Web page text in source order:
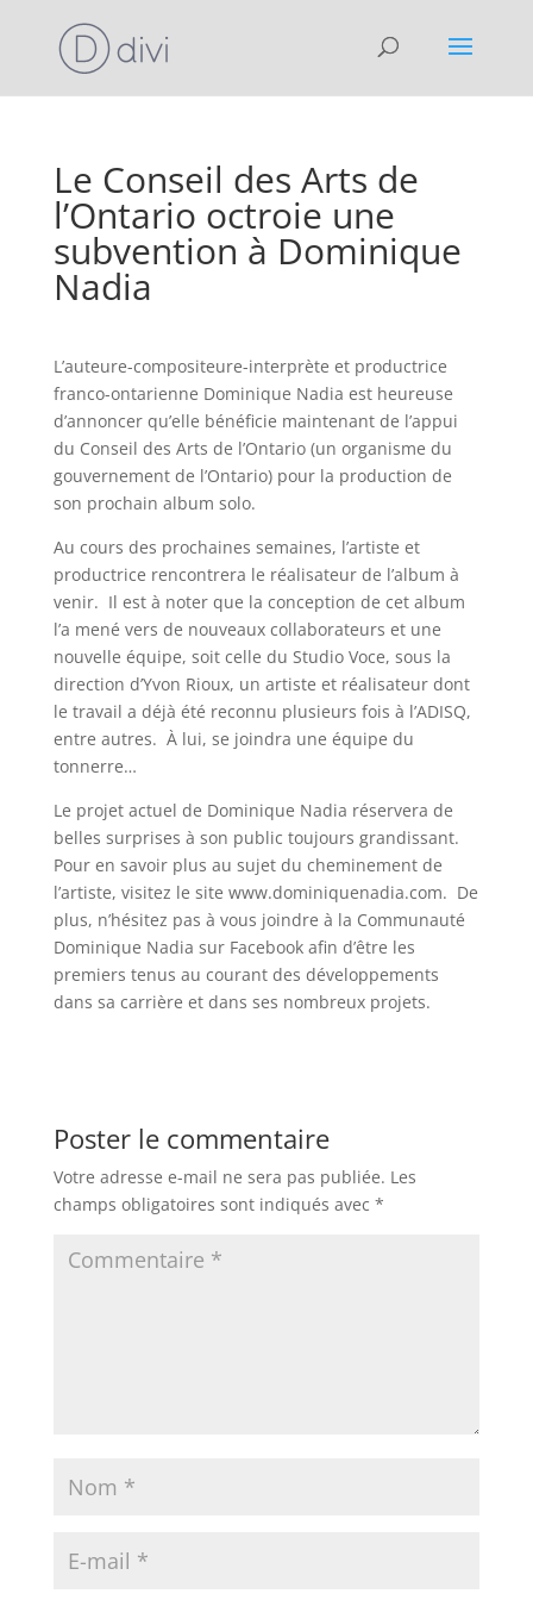
Le Conseil des Arts de
l’Ontario octroie une
subvention à Dominique
Nadia
L’auteure-compositeure-interprète et productrice
franco-ontarienne Dominique Nadia est heureuse
d’annoncer qu’elle bénéficie maintenant de l’appui
du Conseil des Arts de l’Ontario (un organisme du
gouvernement de l’Ontario) pour la production de
son prochain album solo.
Au cours des prochaines semaines, l’artiste et
productrice rencontrera le réalisateur de l’album à
venir. Il est à noter que la conception de cet album
l’a mené vers de nouveaux collaborateurs et une
nouvelle équipe, soit celle du Studio Voce, sous la
direction d’Yvon Rioux, un artiste et réalisateur dont
le travail a déjà été reconnu plusieurs fois à l’ADISQ,
entre autres. À lui, se joindra une équipe du
tonnerre…
Le projet actuel de Dominique Nadia réservera de
belles surprises à son public toujours grandissant.
Pour en savoir plus au sujet du cheminement de
l’artiste, visitez le site www.dominiquenadia.com. De
plus, n’hésitez pas à vous joindre à la Communauté
Dominique Nadia sur Facebook afin d’être les
premiers tenus au courant des développements
dans sa carrière et dans ses nombreux projets.
Poster le commentaire
Votre adresse e-mail ne sera pas publiée. Les
champs obligatoires sont indiqués avec *